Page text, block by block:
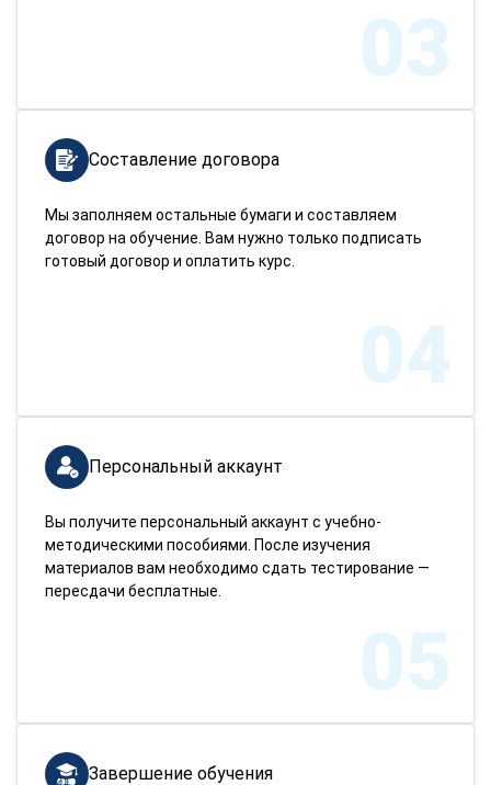
03
Составление договора
Мы заполняем остальные бумаги и составляем
договор на обучение. Вам нужно только подписать
готовый договор и оплатить курс.
04
Персональный аккаунт
Вы получите персональный аккаунт с учебно-
методическими пособиями. После изучения
материалов вам необходимо сдать тестирование —
пересдачи бесплатные.
05
Завершение обучения